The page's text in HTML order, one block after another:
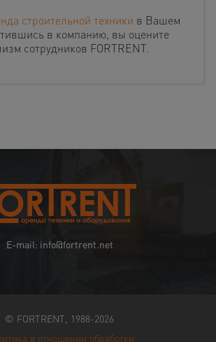
строительной техники в Вашем
в компанию, вы оцените
сотрудников FORTRENT.
E-mail: info@fortrent.net
© FORTRENT, 1988-2026
в отношении обработки